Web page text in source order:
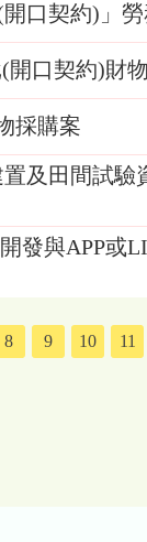
口契約)」
開口契約)財
採購案
及田間試
發與APP或
8 9 10 11